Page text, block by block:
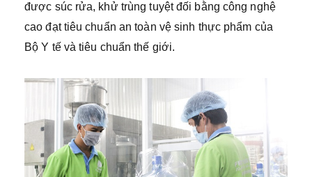
được súc rửa, khử trùng tuyệt đối bằng công nghệ
cao đạt tiêu chuẩn an toàn vệ sinh thực phẩm của
Bộ Y tế và tiêu chuẩn thế giới.